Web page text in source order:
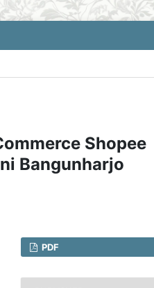
Shopee
Bangunharjo
PDF